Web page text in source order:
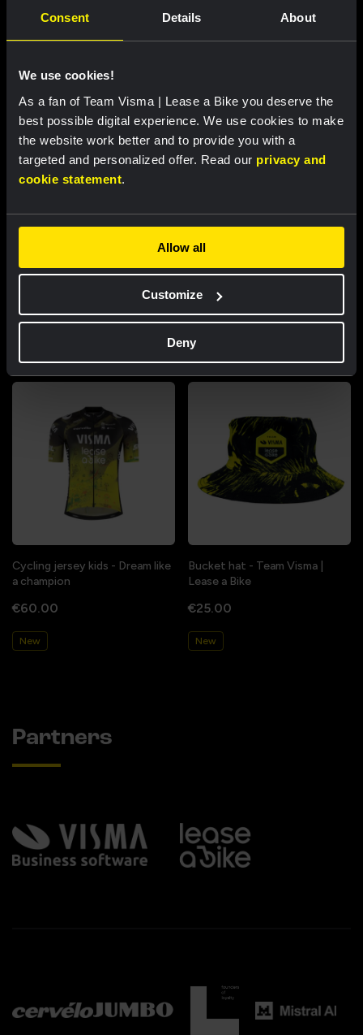
Consent Details About
We use cookies!
As a fan of Team Visma | Lease a Bike you deserve the
best possible digital experience. We use cookies to make
the website work better and to provide you with a
targeted and personalized offer. Read our privacy and
cookie statement.
Allow all
Customize
Deny
Featured products
Cycling jersey women - Dream
€85.00
Cycling jersey men - Dream like
a champion
€85.00
Cycling jersey kids - Dream like
a champion
€60.00
New
Bucket hat - Team Visma |
Lease a Bike
€25.00
New
Partners